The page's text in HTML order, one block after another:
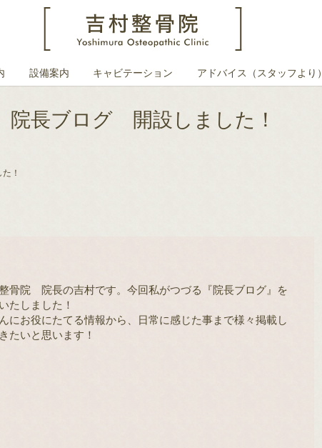
設備案内 キャビテーション アドバイス（スタッフより）
院長ブログ 開設しました！
！
骨院 院長の吉村です。今回私がつづる『院長ブログ』を
たしました！
にお役にたてる情報から、日常に感じた事まで様々掲載し
たいと思います！